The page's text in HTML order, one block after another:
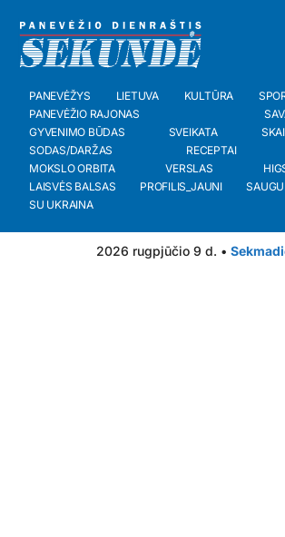
PANEVĖŽYS LIETUVA KULTŪRA
PANEVĖŽIO RAJONAS
GYVENIMO BŪDAS
SVEIKATA
SODAS/DARŽAS
RECEPTAI
MOKSLO ORBITA
VERSLAS
LAISVĖS BALSAS
PROFILIS_JAUNI
SU UKRAINA
2026 rugpjūčio 9 d. •